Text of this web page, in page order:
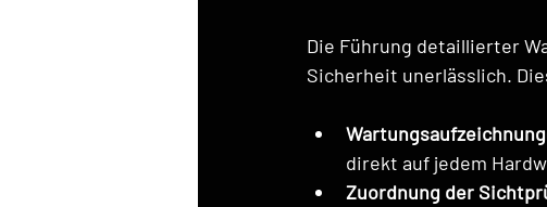
Die Führung detaillierter
Sicherheit unerlässlich.
direkt auf jedem
Zuordnung der